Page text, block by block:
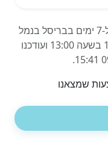
המחירים מבוססים על השכרת רכב ל-7 ימים בבריסל בנמל
התעופה, בלגיה, החל מ-13/07/2026 בשעה 13:00 ועודכנו